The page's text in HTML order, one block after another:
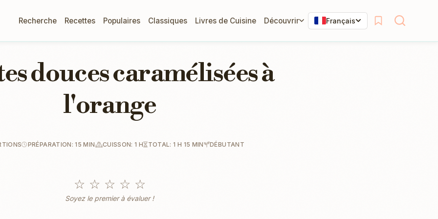
Recherche Recettes Populaires Classiques Livres de Cuisine Découvrir Français
douces caramélisées à
l'orange
PRÉPARATION: 15 MIN CUISSON: 1 H TOTAL: 1 H 15 MIN DÉBUTANT
☆ ☆ ☆ ☆ ☆
Soyez le premier à évaluer !